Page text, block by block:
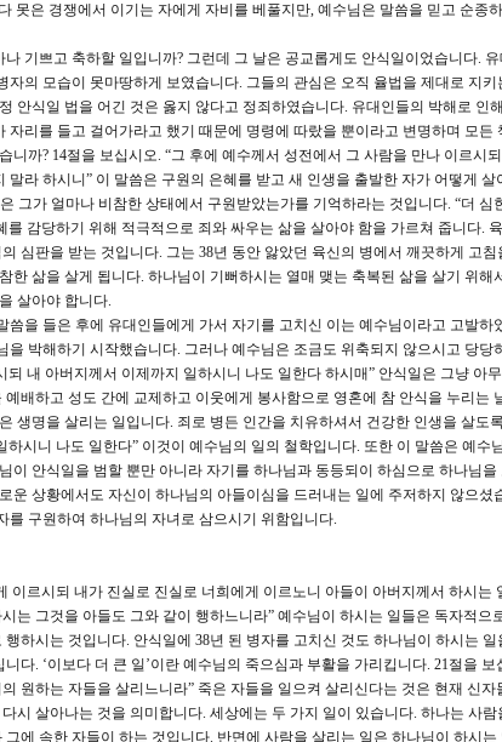
못은 경쟁에서 이기는 자에게 자비를 베풀지만, 예수님은 말씀을 믿고 순종
기쁘고 축하할 일입니까? 그런데 그 날은 공교롭게도 안식일이었습니다.
의 모습이 못마땅하게 보였습니다. 그들의 관심은 오직 율법을 제대로 지키
안식일 법을 어긴 것은 옳지 않다고 정죄하였습니다. 유대인들의 박해로 인
자리를 들고 걸어가라고 했기 때문에 명령에 따랐을 뿐이라고 변명하며 모든
니까? 14절을 보십시오. “그 후에 예수께서 성전에서 그 사람을 만나 이르시
말라 하시니” 이 말씀은 구원의 은혜를 받고 새 인생을 출발한 자가 어떻게
그가 얼마나 비참한 상태에서 구원받았는가를 기억하라는 것입니다. “더 심
를 감당하기 위해 적극적으로 죄와 싸우는 삶을 살아야 함을 가르쳐 줍니다.
심판을 받는 것입니다. 그는 38년 동안 앓았던 육신의 병에서 깨끗하게 고침
한 삶을 살게 됩니다. 하나님이 기뻐하시는 열매 맺는 축복된 삶을 살기 위해
살아야 합니다.
씀을 들은 후에 유대인들에게 가서 자기를 고치신 이는 예수님이라고 고발하
박해하기 시작했습니다. 그러나 예수님은 조금도 위축되지 않으시고 당당
되 내 아버지께서 이제까지 일하시니 나도 일한다 하시매” 안식일은 그냥 아
배하고 성도 간에 교제하고 이웃에게 봉사함으로 영혼에 참 안식을 누리는
생명을 살리는 일입니다. 죄로 병든 인간을 치유하셔서 건강한 인생을 살도
시니 나도 일한다” 이것이 예수님의 일의 철학입니다. 또한 이 말씀은 예수
이 안식일을 범할 뿐만 아니라 자기를 하나님과 동등되이 하심으로 하나님을
운 상황에서도 자신이 하나님의 아들이심을 드러내는 일에 주저하지 않으셨
구원하여 하나님의 자녀로 삼으시기 위함입니다.
이르시되 내가 진실로 진실로 너희에게 이르노니 아들이 아버지께서 하시는
는 그것을 아들도 그와 같이 행하느니라” 예수님이 하시는 일들은 독자적으
하시는 것입니다. 안식일에 38년 된 병자를 고치신 것도 하나님이 하시는 일
다. ‘이보다 더 큰 일’이란 예수님의 죽으심과 부활을 가리킵니다. 21절을 보
원하는 자들을 살리느니라” 죽은 자들을 일으켜 살리신다는 것은 현재 신자
시 살아나는 것을 의미합니다. 세상에는 두 가지 일이 있습니다. 하나는 사람
에 속한 자들이 하는 것입니다. 반면에 사람을 살리는 일은 하나님이 하시는